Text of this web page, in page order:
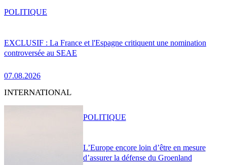
EXCLUSIF : La France et l'Espagne critiquent une nomination
controversée au SEAE
07.08.2026
POLITIQUE
INTERNATIONAL
L’Europe encore loin d’être en mesure
d’assurer la défense du Groenland
POLITIQUE